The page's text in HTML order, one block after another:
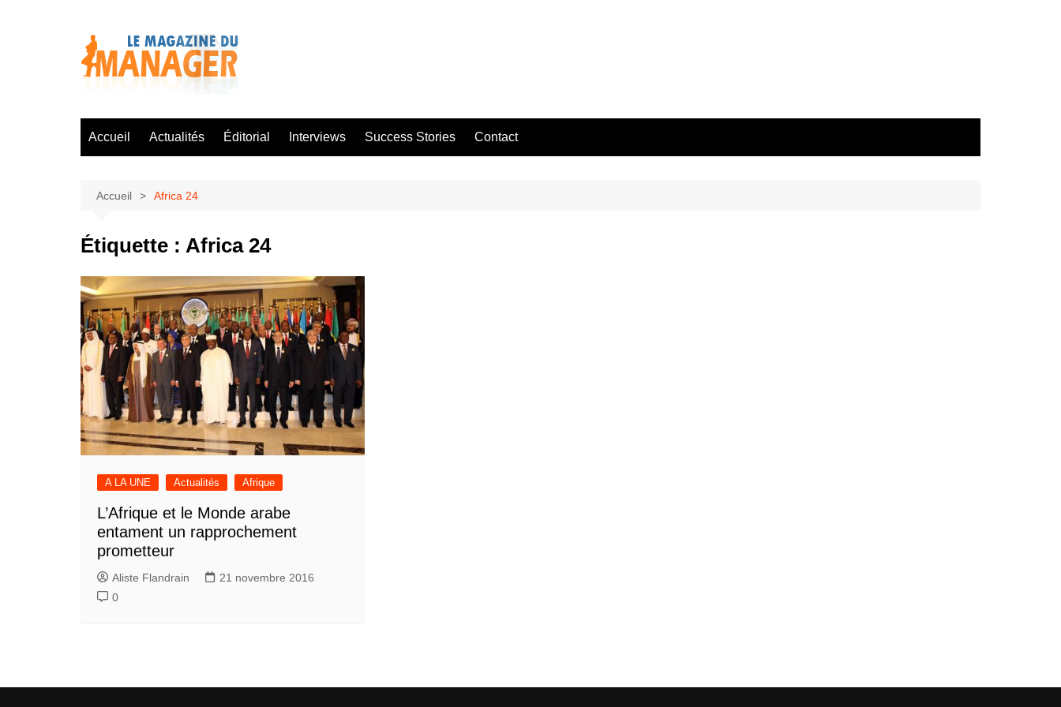
Accueil Actualités Éditorial Interviews Success Stories Contact
Accueil Africa 24
Étiquette : Africa 24
A LA UNE Actualités Afrique
L’Afrique et le Monde arabe
entament un rapprochement
prometteur
Aliste Flandrain
21 novembre 2016
0